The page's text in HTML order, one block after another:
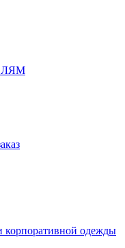
корпоративной одежды